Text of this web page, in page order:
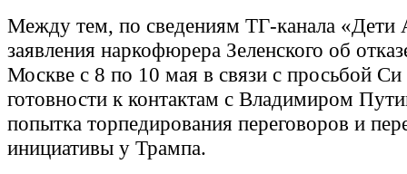
Между тем, по сведениям ТГ-канала «Дети
заявления наркофюрера Зеленского об
Москве с 8 по 10 мая в связи с просьбой
готовности к контактам с Владимиром
попытка торпедирования переговоров и
инициативы у Трампа.